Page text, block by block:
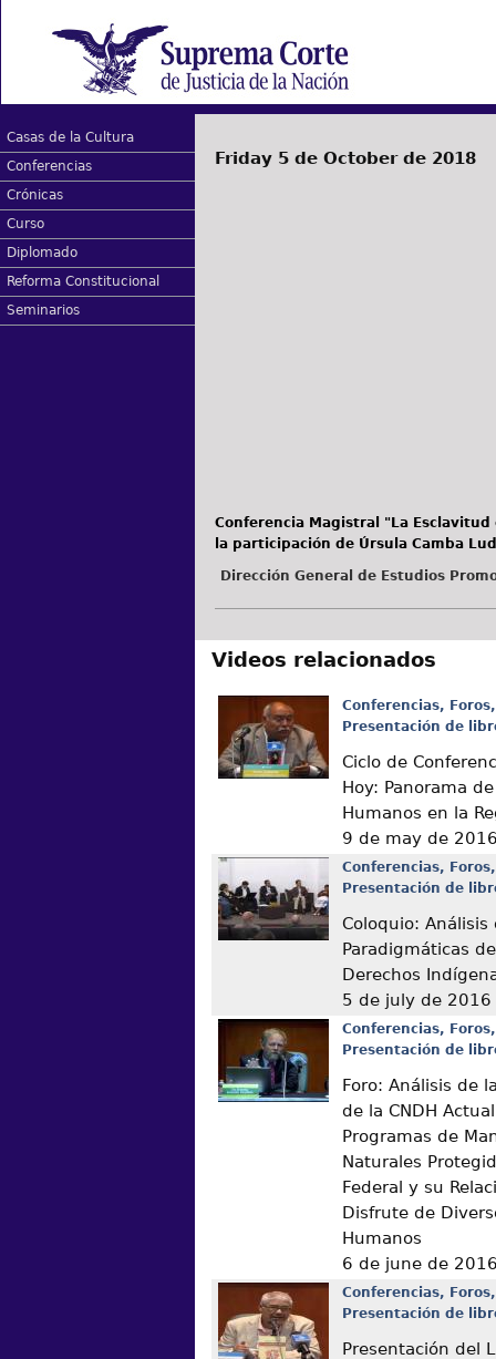
Casas de la Cultura
Conferencias
Crónicas
Curso
Diplomado
Reforma Constitucional
Seminarios
Friday 5 de October de 2018
Conferencia Magistral "La
la participación de Úrsula Camba
Dirección General de Estudios
Videos relacionados
Conferencias,
Presentación de
Ciclo de
Hoy: Panorama
Humanos en la
9 de may de
Conferencias,
Presentación de
Coloquio: Análisis
Paradigmáticas
Derechos
5 de july de 2016
Conferencias,
Presentación de
Foro: Análisis de
de la CNDH
Programas de
Naturales
Federal y su
Disfrute de
Humanos
6 de june de
Conferencias,
Presentación de
Presentación del